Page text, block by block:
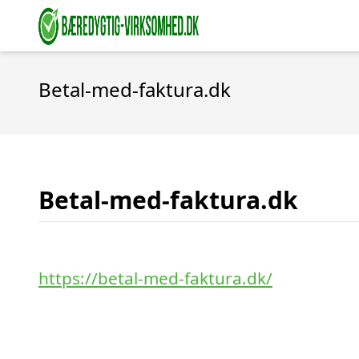
Betal-med-faktura.dk
Betal-med-faktura.dk
https://betal-med-faktura.dk/